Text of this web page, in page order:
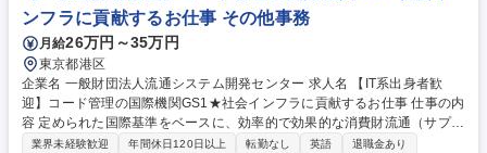
ンフラに貢献するお仕事 その他事務
月給26万円～35万円
東京都港区
企業名 一般財団法人流通システム開発センター 求人名 【IT系出身者歓
迎】コード管理の国際機関GS1★社会インフラに貢献するお仕事 仕事の内
容 定められた国際基準をベースに、効率的で効果的な消費財流通（サプラ
イチェーン）の実現をはじめ食品や医療分野等の安心安全確保等、幅広い
業界未経験歓迎 年間休日120日以上 転勤なし 英語
退職金あり